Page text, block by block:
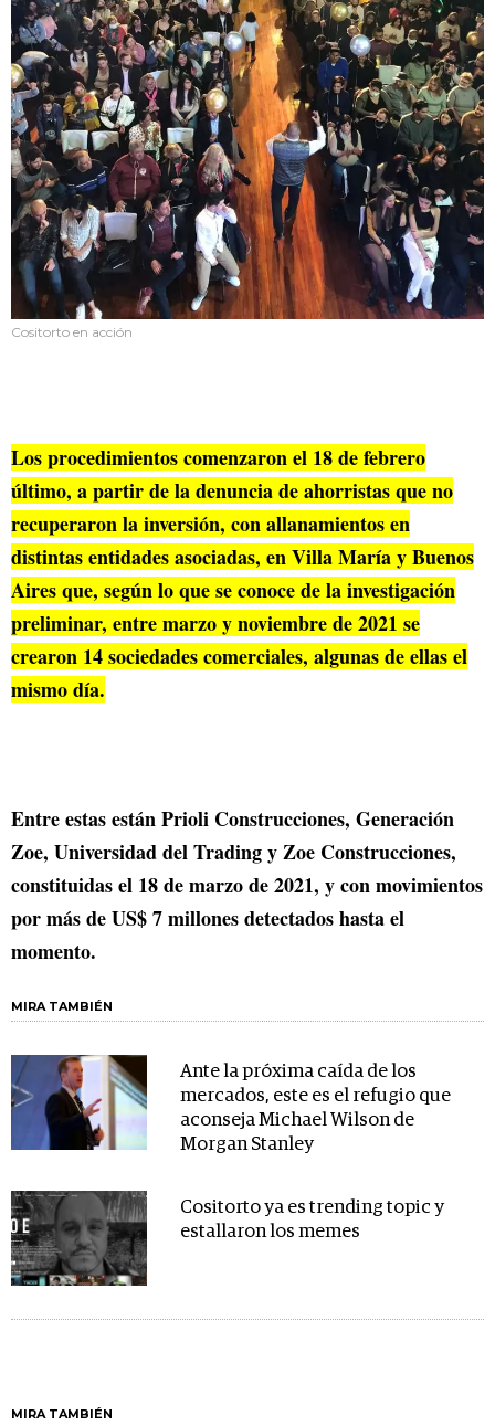
Cositorto en acción
Los procedimientos comenzaron el 18 de febrero
último, a partir de la denuncia de ahorristas que no
recuperaron la inversión, con allanamientos en
distintas entidades asociadas, en Villa María y Buenos
Aires que, según lo que se conoce de la investigación
preliminar, entre marzo y noviembre de 2021 se
crearon 14 sociedades comerciales, algunas de ellas el
mismo día.
Entre estas están Prioli Construcciones, Generación
Zoe, Universidad del Trading y Zoe Construcciones,
constituidas el 18 de marzo de 2021, y con movimientos
por más de US$ 7 millones detectados hasta el
momento.
MIRA TAMBIÉN
Ante la próxima caída de los
mercados, este es el refugio que
aconseja Michael Wilson de
Morgan Stanley
Cositorto ya es trending topic y
estallaron los memes
MIRA TAMBIÉN